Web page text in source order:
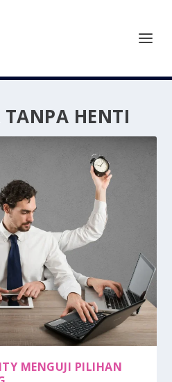
TANPA HENTI
MENGUJI PILIHAN